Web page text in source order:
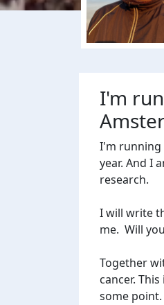
I'm
I'm running
year. And I
research.
I will write
me. Will
Together
cancer.
some point.